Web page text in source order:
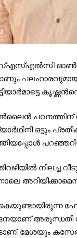
ഓണ്‍ലൈന്‍
പലഹാരവുമായി
പഠനത്തിന്
ഒട്ടും
നിലച്ച
അരുന്ധതി
മേശയും